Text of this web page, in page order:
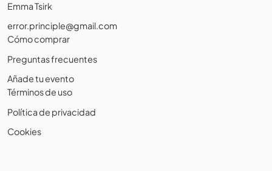
Emma Tsirk
error.principle@gmail.com
Cómo comprar
Preguntas frecuentes
Añade tu evento
Términos de uso
Política de privacidad
Cookies